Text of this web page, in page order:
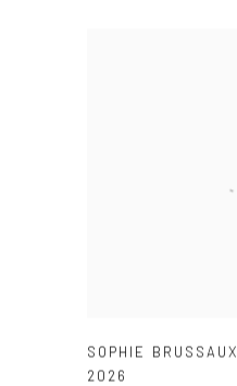
SOPHIE BRUSSAUX
2026